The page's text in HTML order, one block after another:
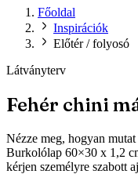
Főoldal
Inspirációk
Előtér / folyosó
Látványterv
Fehér chini
Nézze meg, hogyan
Burkolólap 60×30 x 1,2
kérjen személyre szabott